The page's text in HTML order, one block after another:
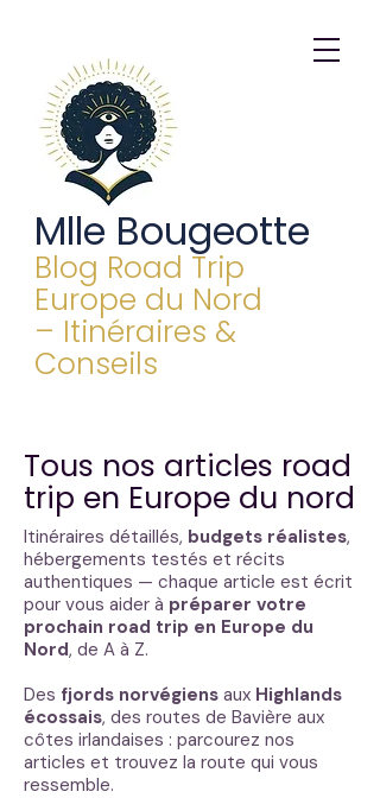
Mlle Bougeotte
Blog Road Trip
Europe du Nord
– Itinéraires &
Conseils
Tous nos articles road
trip en Europe du nord
Itinéraires détaillés, budgets réalistes,
hébergements testés et récits
authentiques — chaque article est écrit
pour vous aider à préparer votre
prochain road trip en Europe du
Nord, de A à Z.
Des fjords norvégiens aux Highlands
écossais, des routes de Bavière aux
côtes irlandaises : parcourez nos
articles et trouvez la route qui vous
ressemble.